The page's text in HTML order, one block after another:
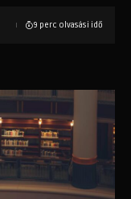
9 perc olvasási idő